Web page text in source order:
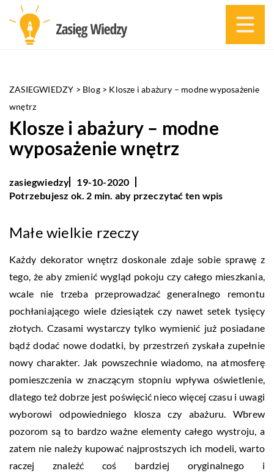
ZASIEGWIEDZY > Blog> Klosze i abażury – modne wyposażenie
wnętrz
Klosze i abażury – modne
wyposażenie wnętrz
zasiegwiedzy
19-10-2020
Potrzebujesz ok. 2 min. aby przeczytać ten wpis
Małe wielkie rzeczy
Każdy dekorator wnętrz doskonale zdaje sobie sprawę z
tego, że aby zmienić wygląd pokoju czy całego mieszkania,
wcale nie trzeba przeprowadzać generalnego remontu
pochłaniającego wiele dziesiątek czy nawet setek tysięcy
złotych. Czasami wystarczy tylko wymienić już posiadane
bądź dodać nowe dodatki, by przestrzeń zyskała zupełnie
nowy charakter. Jak powszechnie wiadomo, na atmosferę
pomieszczenia w znaczącym stopniu wpływa oświetlenie,
dlatego też dobrze jest poświęcić nieco więcej czasu i uwagi
wyborowi odpowiedniego klosza czy abażuru. Wbrew
pozorom są to bardzo ważne elementy całego wystroju, a
zatem nie należy kupować najprostszych ich modeli, warto
raczej znaleźć coś bardziej oryginalnego i